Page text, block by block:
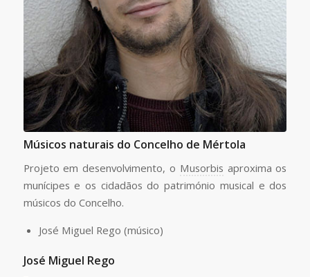
Músicos naturais do Concelho de Mértola
Projeto em desenvolvimento, o Musorbis aproxima os
munícipes e os cidadãos do património musical e dos
músicos do Concelho.
José Miguel Rego (músico)
José Miguel Rego